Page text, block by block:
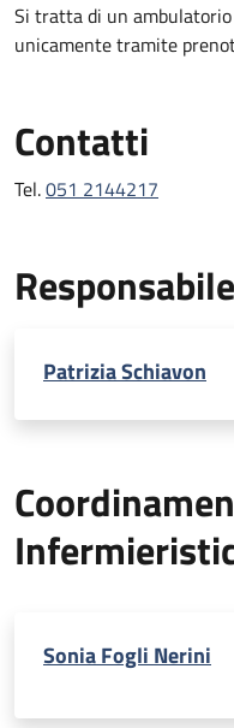
Si tratta di un ambulatorio
unicamente tramite
Contatti
Tel.051 2144217
Responsabile
Patrizia Schiavon
Sonia Fogli Nerini